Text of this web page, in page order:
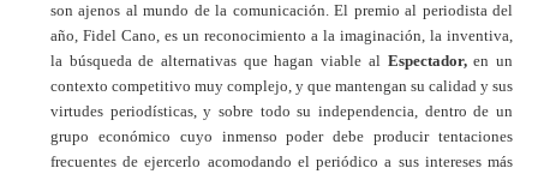
son ajenos al mundo de la comunicación. El premio al periodista del
año, Fidel Cano, es un reconocimiento a la imaginación, la inventiva,
la búsqueda de alternativas que hagan viable al Espectador,en un
contexto competitivo muy complejo, y que mantengan su calidad y sus
virtudes periodísticas, y sobre todo su independencia, dentro de un
grupo económico cuyo inmenso poder debe producir tentaciones
frecuentes de ejercerlo acomodando el periódico a sus intereses más